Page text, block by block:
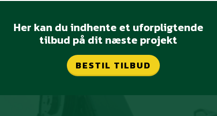
Her kan du indhente et uforpligtende
tilbud på dit næste projekt
BESTIL TILBUD